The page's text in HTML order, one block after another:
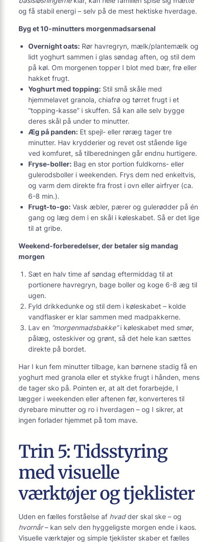
og få stabil energi – selv på de mest hektiske hverdage.
Byg et 10-minutters morgenmadsarsenal
Overnight oats: Rør havregryn, mælk/plantemælk og
lidt yoghurt sammen i glas søndag aften, og stil dem
på køl. Om morgenen topper I blot med bær, frø eller
hakket frugt.
Yoghurt med topping: Stil små skåle med
hjemmelavet granola, chiafrø og tørret frugt i et
“topping-kasse” i skuffen. Så kan alle selv bygge
deres skål på under to minutter.
Æg på panden: Et spejl- eller røræg tager tre
minutter. Hav krydderier og revet ost stående lige
ved komfuret, så tilberedningen går endnu hurtigere.
Fryse-boller: Bag en stor portion fuldkorns- eller
gulerodsboller i weekenden. Frys dem ned enkeltvis,
og varm dem direkte fra frost i ovn eller airfryer (ca.
6-8 min.).
Frugt-to-go: Vask æbler, pærer og gulerødder på én
gang og læg dem i en skål i køleskabet. Så er det lige
til at gribe.
Weekend-forberedelser, der betaler sig mandag
morgen
Sæt en halv time af søndag eftermiddag til at
portionere havregryn, bage boller og koge 6-8 æg til
ugen.
Fyld drikkedunke og stil dem i køleskabet – kolde
vandflasker er klar sammen med madpakkerne.
Lav en “morgenmadsbakke”i køleskabet med smør,
pålæg, osteskiver og grønt, så det hele kan sættes
direkte på bordet.
Har I kun fem minutter tilbage, kan børnene stadig få en
yoghurt med granola eller et stykke frugt i hånden, mens
de tager sko på. Pointen er, at alt det forarbejde, I
lægger i weekenden eller aftenen før, konverteres til
dyrebare minutter og ro i hverdagen – og I sikrer, at
ingen forlader hjemmet på tom mave.
Trin 5: Tidsstyring
med visuelle
værktøjer og tjeklister
Uden en fælles forståelse af hvadder skal ske – og
hvornår– kan selv den hyggeligste morgen ende i kaos.
Visuelle værktøjer og simple tjeklister skaber et fælles